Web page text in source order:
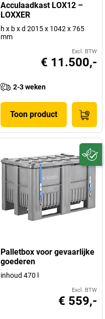
Acculaadkast LOX12 –
LOXXER
h x b x d 2015 x 1042 x 765
mm
Excl. BTW
€ 11.500,-
2-3 weken
Toon product
Palletbox voor gevaarlijke
goederen
inhoud 470 l
Excl. BTW
€ 559,-